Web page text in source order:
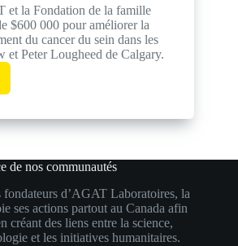
et la Fondation de la famille
$600 000 pour améliorer la
du cancer du sein dans les
et Peter Lougheed de Calgary.
de nos communautés
d’AGAT Laboratoires, la
ses actions partout au Canada afin
créant des liens entre la science,
et les initiatives humanitaires.